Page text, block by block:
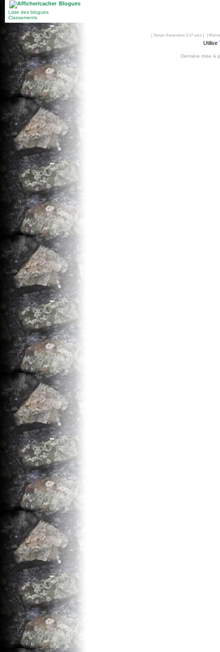
Blogues
Liste des blogues
Classements
[ Temps d'exécution: 0.17 secs ] [
Utilise
Dernière mise à